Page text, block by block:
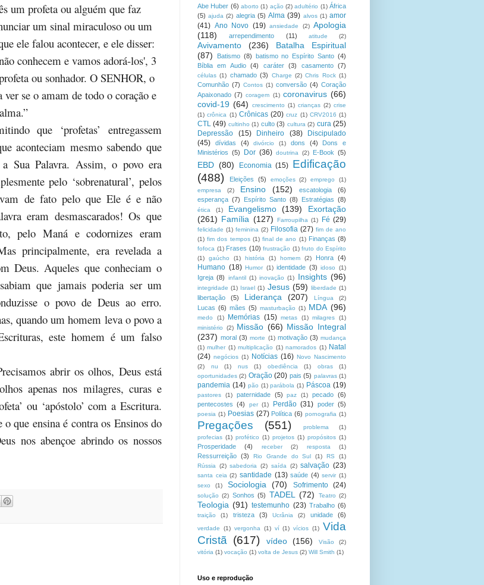
um profeta ou alguém que faz
um sinal miraculoso ou um
ele falou acontecer, e ele disser:
conhecem e vamos adorá-los', 3
ou sonhador. O SENHOR, o
ver se o amam de todo o coração e
que ‘profetas’ entregassem
aconteciam mesmo sabendo que
Sua Palavra. Assim, o povo era
pelo ‘sobrenatural’, pelos
de fato pelo que Ele é e não
eram desmascarados! Os que
pelo Maná e codornizes eram
principalmente, era revelada a
Deus. Aqueles que conheciam o
que jamais poderia ser um
o povo de Deus ao erro.
quando um homem leva o povo a
este homem é um falso
abrir os olhos, Deus está
apenas nos milagres, curas e
ou ‘apóstolo’ com a Escritura.
que ensina é contra os Ensinos do
nos abençoe abrindo os nossos
Abe Huber (6) aborto (1) ação (2) adultério (1) África
(5) ajuda (2) alegria (5) Alma (39) alvos (1) amor
(41) Ano Novo (19) ansiedade (2) Apologia
(118)
arrependimento (11) atitude (2)
Avivamento (236)
Batalha Espiritual
(87)
Batismo (8) batismo no Espírito Santo (4)
Bíblia em Audio
(4) caráter (3) casamento (7)
células (1) chamado (3) Charge (2) Chris Rock (1)
Comunhão (7) Contos (1) conversão (4) Coração
Apaixonado (7) coragem (1) coronavirus (66)
covid-19 (64) crescimento (1) crianças (2) crise
(1) crônica (1) Crônicas (20) cruz (1) CRV2016 (1)
CTL (49) cultinho (1) culto (3) cultura (2) cura (25)
Depressão
(15) Dinheiro (38)
Discipulado
(45)
dívidas (4) divórcio (1) dons (4)
Dons e
Ministérios (5) Dor (36) doutrina (2) E-Book (5)
EBD (80) Economia (15) Edificação
(488)
Eleições (5) emoções (2) emprego
(1)
empresa
(2) Ensino (152) escatologia
(6)
esperança (7) Espírito Santo (8) Estratégias (8)
ética (1) Evangelismo (139)
Exortação
(261) Família (127) Farroupilha (1) Fé (29)
felicidade (1) feminina (2) Filosofia (27) fim de ano
(1) fim dos tempos (1) final de ano (1) Finanças (8)
fofoca (1) Frases (10) frustração (1) fruto do Espírito
(1)
gaúcho (1) história (1) homem (2) Honra (4)
Humano (18) Humor (1) identidade (3) idoso (1)
Igreja (8) infantil (1) inovação (1) Insights (96)
integridade (1) Israel (1) Jesus (59) liberdade (1)
libertação (5) Liderança (207) Língua (2)
Lucas (6) mães (5) masturbação (1) MDA (96)
medo (1) Memórias (15) metas (1) milagres
(1)
ministério
(2) Missão (66) Missão Integral
(237) moral (3) morte (1) motivação (3) mudança
(1) mulher (1) multiplicação (1) namorados (1) Natal
(24) negócios (1) Notícias (16) Novo Nascimento
(2)
nu (1) nus (1) obediência (1) obras
(1)
oportunidades (2) Oração (20) pais (5) palavras (1)
pandemia (14) pão (1) parábola (1) Páscoa (19)
pastores (1) paternidade (5) paz (1) pecado (6)
pentecostes
(4) per (1) Perdão (31) poder (5)
poesia (1) Poesias (27) Política (6) pornografia (1)
Pregações (551) problema
(1)
profecias (1) profético (1) projetos (1) propósitos (1)
Prosperidade (4) receber (2) resposta (1)
Ressurreição (3) Rio Grande do Sul (1) RS
(1)
Rússia
(2) sabedoria (2) saída (2) salvação (23)
santa ceia (2) santidade (13) saúde (4) servir (1)
sexo
(1) Sociologia (70) Sofrimento (24)
solução (2) Sonhos (5) TADEL (72) Teatro (2)
Teologia (91) testemunho (23) Trabalho (6)
traição (1) tristeza (3) Ucrânia (2) unidade (6)
verdade (1) vergonha (1) ví (1) vícios (1) Vida
Cristã (617) vídeo (156) Visão
(2)
vitória (1) vocação (1) volta de Jesus (2) Will Smith (1)
Uso e reprodução